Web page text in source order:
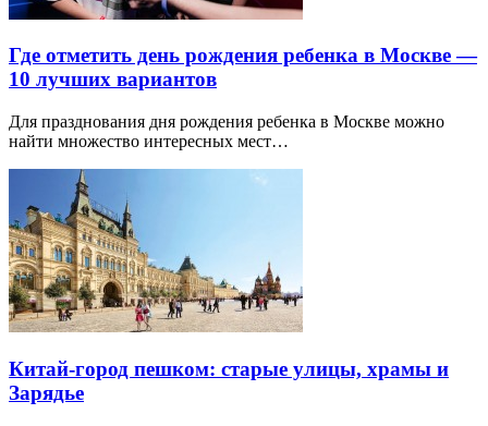
Где отметить день рождения ребенка в Москве —
10 лучших вариантов
Для празднования дня рождения ребенка в Москве можно
найти множество интересных мест…
Китай-город пешком: старые улицы, храмы и
Зарядье